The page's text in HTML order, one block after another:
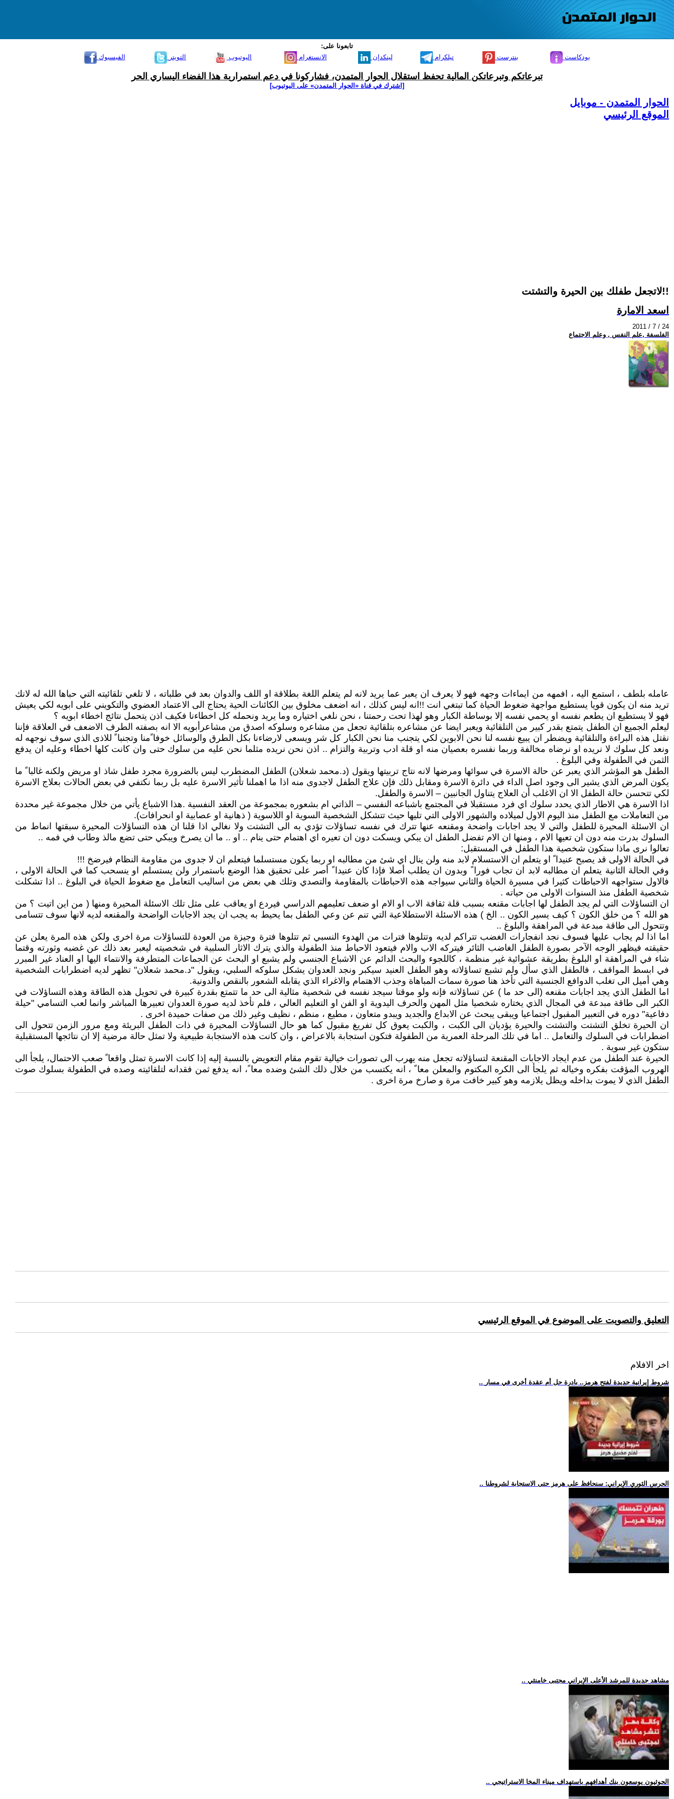
تابعونا على:
الفيسبوك
التويتر اليوتيوب الانستغرام لينكدإن تيلكرام بنترست بودكاست
تبرعاتكم وتبرعاتكن المالية تحفظ استقلال الحوار المتمدن، فشاركونا في دعم استمرارية هذا الفضاء اليساري الحر
[اشترك في قناة ‫«الحوار المتمدن» على اليوتيوب]
الحوار المتمدن - موبايل
الموقع الرئيسي
لاتجعل طفلك بين الحيرة والتشتت!!
اسعد الامارة
2011 / 7 / 24
الفلسفة ,علم النفس , وعلم الاجتماع
عامله بلطف ، استمع اليه ، افمهه من ايماءات وجهه فهو لا يعرف ان يعبر عما يريد لانه لم يتعلم اللغة بطلاقة او اللف والدوان بعد في طلباته ، لا تلغي تلقائيته التي حباها الله له لانك
تريد منه ان يكون قويا يستطيع مواجهة ضغوط الحياة كما تبتغي انت !!انه ليس كذلك ، انه اضعف مخلوق بين الكائنات الحية يحتاج الى الاعتماد العضوي والتكويني على ابويه لكي يعيش
فهو لا يستطيع ان يطعم نفسه او يحمي نفسه إلا بوساطة الكبار وهو لهذا تحت رحمتنا ، نحن نلغي اختياره وما يريد ونحمله كل اخطاءنا فكيف اذن يتحمل نتائج اخطاء ابويه ؟
ليعلم الجميع ان الطفل يتمتع بقدر كبير من التلقائية ويعبر ايضا عن مشاعره بتلقائية تجعل من مشاعره وسلوكه اصدق من مشاعرأبويه الا انه بصفته الطرف الاضعف في العلاقة فإننا
نقتل هذه البراءة والتلقائية ويضطر ان يبيع نفسه لنا نحن الابوين لكي يتجنب منا نحن الكبار كل شر ويسعى لارضاءنا بكل الطرق والوسائل خوفا ًمنا وتجنبا ً للاذى الذي سوف نوجهه له
ونعد كل سلوك لا نريده او نرضاه مخالفة وربما نفسره بعصيان منه او قلة ادب وتربية والتزام .. اذن نحن نريده مثلما نحن عليه من سلوك حتى وان كانت كلها اخطاء وعليه ان يدفع
الثمن في الطفولة وفي البلوغ .
الطفل هو المؤشر الذي يعبر عن حالة الاسرة في سوائها ومرضها لانه نتاج تربيتها ويقول (د.محمد شعلان) الطفل المضطرب ليس بالضرورة مجرد طفل شاذ او مريض ولكنه غالبا ً ما
يكون المرض الذي يشير الى وجود اصل الداء في دائرة الاسرة ومقابل ذلك فإن علاج الطفل لاجدوى منه اذا ما اهملنا تأثير الاسرة عليه بل ربما نكتفي في بعض الحالات بعلاج الاسرة
لكي تتحسن حالة الطفل الا ان الاغلب أن العلاج يتناول الجانبين – الاسرة والطفل.
اذا الاسرة هي الاطار الذي يحدد سلوك اي فرد مستقبلا في المجتمع باشباعه النفسي – الذاتي ام بشعوره بمجموعة من العقد النفسية .هذا الاشباع يأتي من خلال مجموعة غير محددة
من التعاملات مع الطفل منذ اليوم الاول لميلاده والشهور الاولى التي تليها حيث تتشكل الشخصية السوية او اللاسوية ( ذهانية او عصابية او انحرافات).
ان الاسئلة المحيرة للطفل والتي لا يجد اجابات واضحة ومقنعه عنها تترك في نفسه تساؤلات تؤدي به الى التشتت ولا نغالي اذا قلنا ان هذه التساؤلات المحيرة سبقتها انماط من
السلوك بدرت منه دون ان تعيها الام ، ومنها ان الام تفضل الطفل ان يبكي ويسكت دون ان تعيره اي اهتمام حتى ينام .. او .. ما ان يصرخ ويبكي حتى تضع مالذ وطاب في فمه ..
تعالوا نرى ماذا ستكون شخصية هذا الطفل في المستقبل:
في الحالة الاولى قد يصبح عنيدا ً او يتعلم ان الاستسلام لابد منه ولن ينال اي شئ من مطالبه او ربما يكون مستسلما فيتعلم ان لا جدوى من مقاومة النظام فيرضخ !!!
وفي الحالة الثانية يتعلم ان مطالبه لابد ان تجاب فورا ً وبدون ان يطلب أصلا فإذا كان عنيدا ً أصر على تحقيق هذا الوضع باستمرار ولن يستسلم او ينسحب كما في الحالة الاولى ،
فالاول ستواجهه الاحباطات كثيرا في مسيرة الحياة والثاني سيواجه هذه الاحباطات بالمقاومة والتصدي وتلك هي بعض من اساليب التعامل مع ضغوط الحياة في البلوغ .. اذا تشكلت
شخصية الطفل منذ السنوات الاولى من حياته .
ان التساؤلات التي لم يجد الطفل لها اجابات مقنعه بسبب قلة ثقافة الاب او الام او ضعف تعليمهم الدراسي فيردع او يعاقب على مثل تلك الاسئلة المحيرة ومنها ( من اين اتيت ؟ من
هو الله ؟ من خلق الكون ؟ كيف يسير الكون .. الخ ) هذه الاسئلة الاستطلاعية التي تنم عن وعي الطفل بما يحيط به يجب ان يجد الاجابات الواضحة والمقنعه لديه لانها سوف تتسامى
وتتحول الى طاقة مبدعة في المراهقة والبلوغ ..
اما اذا لم يجاب عليها فسوف نجد انفجارات الغضب تتراكم لديه وتتلوها فترات من الهدوء النسبي ثم تتلوها فترة وجيزة من العودة للتساؤلات مرة اخرى ولكن هذه المرة يعلن عن
حقيقته فيظهر الوجه الآخر بصورة الطفل الغاضب الثائر فيتركه الاب والام فيتعود الاحباط منذ الطفولة والذي يترك الاثار السلبية في شخصيته ليعبر بعد ذلك عن غضبه وثورته وقتما
شاء في المراهقة او البلوغ بطريقة عشوائية غير منظمة ، كاللجوء والبحث الدائم عن الاشباع الجنسي ولم يشبع او البحث عن الجماعات المتطرفة والانتماء اليها او العناد غير المبرر
في ابسط المواقف ، فالطفل الذي سأل ولم تشبع تساؤلاته وهو الطفل العنيد سيكبر ونجد العدوان يشكل سلوكه السلبي، ويقول "د.محمد شعلان" تظهر لديه اضطرابات الشخصية
وهي أميل الى تغلب الدوافع الجنسية التي تأخذ هنا صورة سمات المباهاة وجذب الاهتمام والاغراء الذي يقابله الشعور بالنقص والدونية.
اما الطفل الذي يجد اجابات مقنعه (الى حد ما ) عن تساؤلاته فإنه ولو موقتا سيجد نفسه في شخصية مثالية الى حد ما تتمتع بقدرة كبيرة في تحويل هذه الطاقة وهذه التساؤلات في
الكبر الى طاقة مبدعة في المجال الذي يختاره شخصيا مثل المهن والحرف اليدوية او الفن او التعليم العالي ، فلم تأخذ لديه صورة العدوان تعبيرها المباشر وانما لعب التسامي "حيلة
دفاعية" دوره في التعبير المقبول اجتماعيا ويبقى يبحث عن الابداع والجديد ويبدو متعاون ، مطيع ، منظم ، نظيف وغير ذلك من صفات حميدة اخرى .
ان الحيرة تخلق التشتت والتشتت والحيرة يؤديان الى الكبت ، والكبت يعوق كل تفريغ مقبول كما هو حال التساؤلات المحيرة في ذات الطفل البريئة ومع مرور الزمن تتحول الى
اضطرابات في السلوك والتعامل .. اما في تلك المرحلة العمرية من الطفولة فتكون استجابة بالاعراض ، وان كانت هذه الاستجابة طبيعية ولا تمثل حالة مرضية إلا ان نتائجها المستقبلية
ستكون غير سوية .
الحيرة عند الطفل من عدم ايجاد الاجابات المقنعة لتساؤلاته تجعل منه يهرب الى تصورات خيالية تقوم مقام التعويض بالنسبة إليه إذا كانت الاسرة تمثل واقعا ً صعب الاحتمال، يلجأ الى
الهروب المؤقت بفكره وخياله ثم يلجأ الى الكره المكتوم والمعلن معا ً ، انه يكتسب من خلال ذلك الشئ وضده معا ً، انه يدفع ثمن فقدانه لتلقائيته وصده في الطفولة بسلوك صوت
الطفل الذي لا يموت بداخله ويظل يلازمه وهو كبير خافت مرة و صارخ مرة اخرى .
التعليق والتصويت على الموضوع في الموقع الرئيسي
اخر الافلام
.. شروط إيرانية جديدة لفتح هرمز.. بادرة حل أم عقدة أخرى في مسار
.. الحرس الثوري الإيراني: سنحافظ على هرمز حتى الاستجابة لشروطنا
.. مشاهد جديدة للمرشد الأعلى الإيراني مجتبى خامنئي
.. الحوثيون يوسعون بنك أهدافهم باستهداف ميناء المخا الاستراتيجي